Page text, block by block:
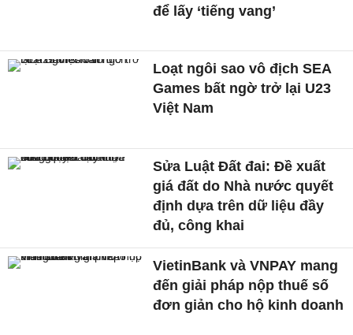
để lấy ‘tiếng vang’
Loạt ngôi sao vô địch SEA
Games bất ngờ trở lại U23
Việt Nam
Sửa Luật Đất đai: Đề xuất
giá đất do Nhà nước quyết
định dựa trên dữ liệu đầy
đủ, công khai
VietinBank và VNPAY mang
đến giải pháp nộp thuế số
đơn giản cho hộ kinh doanh